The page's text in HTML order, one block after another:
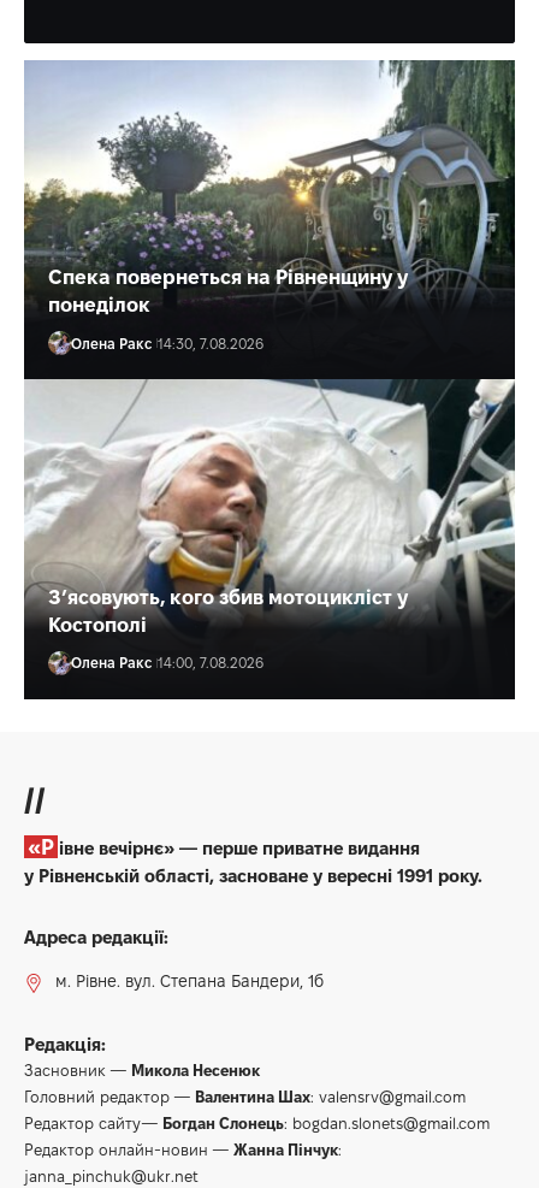
Спека повернеться на Рівненщину у
понеділок
Олена Ракс 14:30, 7.08.2026
З’ясовують, кого збив мотоцикліст у
Костополі
Олена Ракс 14:00, 7.08.2026
//
«Рівне вечірнє» — перше приватне видання
у Рівненській області, засноване у вересні 1991 року.
Адреса редакції:
м. Рівне. вул. Степана Бандери, 1б
Редакція:
Засновник — Микола Несенюк
Головний редактор — Валентина Шах: valensrv@gmail.com
Редактор сайту— Богдан Слонець: bogdan.slonets@gmail.com
Редактор онлайн-новин — Жанна Пінчук:
janna_pinchuk@ukr.net